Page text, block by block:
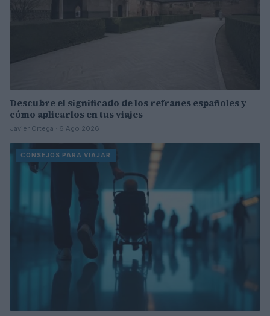
Descubre el significado de los refranes españoles y
cómo aplicarlos en tus viajes
Javier Ortega · 6 Ago 2026
CONSEJOS PARA VIAJAR